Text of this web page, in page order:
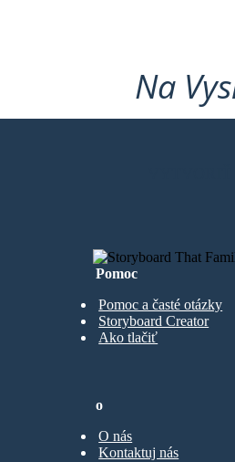
Na
Pomoc
Pomoc a časté otázky
Storyboard Creator
Ako tlačiť
o
O nás
Kontaktuj nás